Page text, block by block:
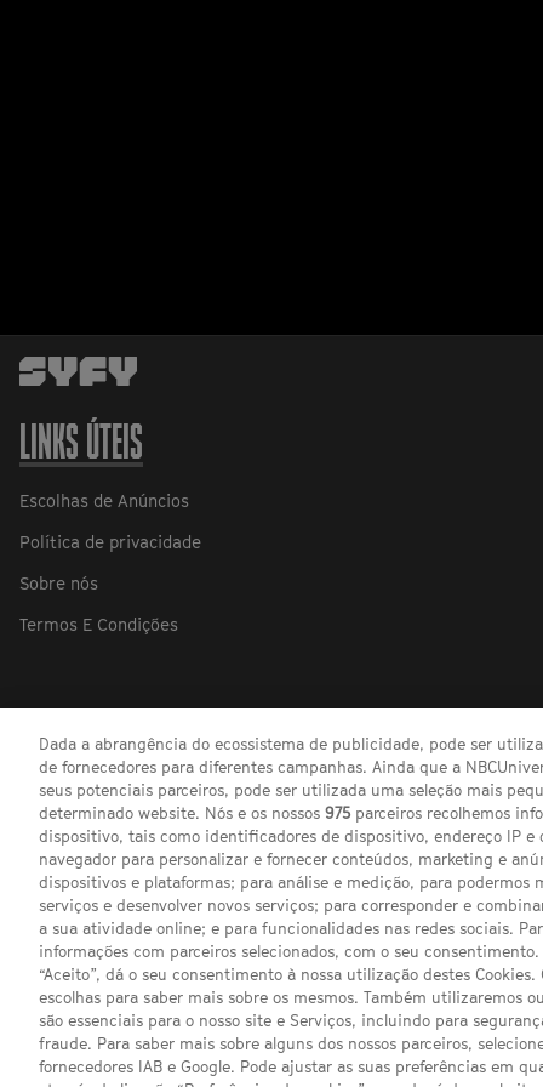
LINKS ÚTEIS
Escolhas de Anúncios
Política de privacidade
Sobre nós
Termos E Condições
Dada a abrangência do ecossistema de publicidade, pode ser
de fornecedores para diferentes campanhas. Ainda que a
seus potenciais parceiros, pode ser utilizada uma seleção mais
determinado website. Nós e os nossos 975 parceiros recolhemos
dispositivo, tais como identificadores de dispositivo, endereço IP e
navegador para personalizar e fornecer conteúdos, marketing e
dispositivos e plataformas; para análise e medição, para podermos
serviços e desenvolver novos serviços; para corresponder e
a sua atividade online; e para funcionalidades nas redes sociais.
informações com parceiros selecionados, com o seu
“Aceito”, dá o seu consentimento à nossa utilização destes
escolhas para saber mais sobre os mesmos. Também utilizaremos
são essenciais para o nosso site e Serviços, incluindo para
fraude. Para saber mais sobre alguns dos nossos parceiros,
fornecedores IAB e Google. Pode ajustar as suas preferências em